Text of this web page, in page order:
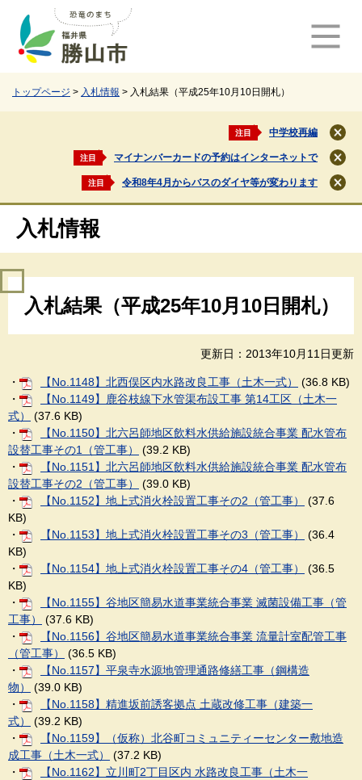
トップページ > 入札情報 > 入札結果（平成25年10月10日開札）
注目 中学校再編
閉
じ
る
注目 マイナンバーカードの予約はインターネットで
閉
じ
る
注目 令和8年4月からバスのダイヤ等が変わります
閉
じ
入札情報
入札結果（平成25年10月10日開札）
更新日：2013年10月11日更新
・ 【No.1148】北西俣区内水路改良工事（土木一式）
(36.8 KB)
・
【No.1149】鹿谷枝線下水管渠布設工事 第14工区（土木一
式）
(37.6 KB)
・
【No.1150】北六呂師地区飲料水供給施設統合事業 配水管布
設替工事その1（管工事）
(39.2 KB)
・
【No.1151】北六呂師地区飲料水供給施設統合事業 配水管布
設替工事その2（管工事）
(39.0 KB)
・
【No.1152】地上式消火栓設置工事その2（管工事）
(37.6
KB)
・
【No.1153】地上式消火栓設置工事その3（管工事）
(36.4
KB)
・
【No.1154】地上式消火栓設置工事その4（管工事）
(36.5
KB)
・
【No.1155】谷地区簡易水道事業統合事業 滅菌設備工事（管
工事）
(37.6 KB)
・
【No.1156】谷地区簡易水道事業統合事業 流量計室配管工事
（管工事）
(36.5 KB)
・
【No.1157】平泉寺水源地管理通路修繕工事（鋼構造
物）
(39.0 KB)
・
【No.1158】精進坂前誘客拠点 土蔵改修工事（建築一
式）
(39.2 KB)
・
【No.1159】（仮称）北谷町コミュニティーセンター敷地造
成工事（土木一式）
(37.2 KB)
・
【No.1162】立川町2丁目区内 水路改良工事（土木一